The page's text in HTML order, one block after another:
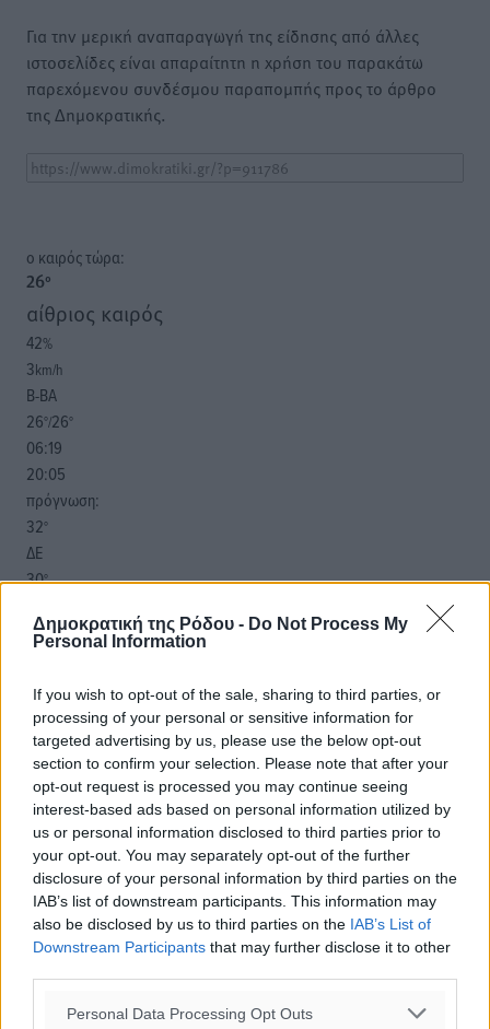
Δημοκρατική της Ρόδου - Do Not Process My
Personal Information
If you wish to opt-out of the sale, sharing to third parties, or
processing of your personal or sensitive information for
targeted advertising by us, please use the below opt-out
section to confirm your selection. Please note that after your
opt-out request is processed you may continue seeing
interest-based ads based on personal information utilized by
us or personal information disclosed to third parties prior to
your opt-out. You may separately opt-out of the further
disclosure of your personal information by third parties on the
IAB’s list of downstream participants. This information may
also be disclosed by us to third parties on the IAB’s List of
Downstream Participants that may further disclose it to other
Personal Data Processing Opt Outs
Για την μερική αναπαραγωγή της είδησης από άλλες
ιστοσελίδες είναι απαραίτητη η χρήση του παρακάτω
παρεχόμενου συνδέσμου παραπομπής προς το άρθρο
της Δημοκρατικής.
o καιρός τώρα:
26°
αίθριος καιρός
42%
3km/h
Β-ΒΑ
26°/26°
06:19
20:05
πρόγνωση:
32°
ΔΕ
30°
28°
28
ΠΕ